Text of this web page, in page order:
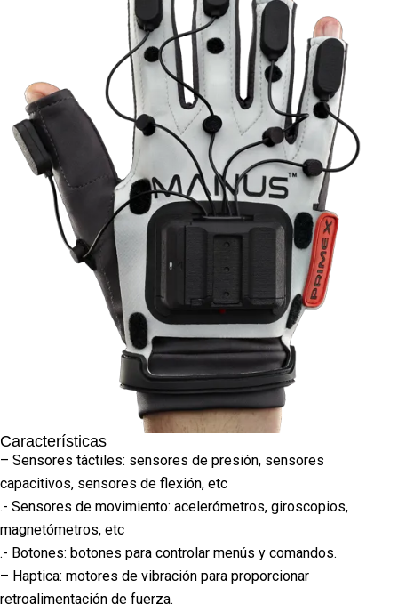
Características
– Sensores táctiles: sensores de presión, sensores
capacitivos, sensores de flexión, etc
.- Sensores de movimiento: acelerómetros, giroscopios,
magnetómetros, etc
.- Botones: botones para controlar menús y comandos.
– Haptica: motores de vibración para proporcionar
retroalimentación de fuerza.